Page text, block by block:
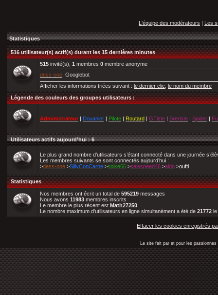
L'équipe des modérateurs | Les
Statistiques
516 utilisateur(s) actif(s) durant les 15 dernières minutes
515 invité(s), 1 membres 0 membre anonyme
dess-one , Googlebot
Afficher les informations triées suivant : le dernier clic le nom du membre
Légende des couleurs des groupes utilisateurs :
Administrateur | Douanier | Pilote | Routard | GTiste | Breriste | Spider |
Utilisateurs actifs aujourd’hui : 6
Le plus grand nombre d’utilisateurs s’étant connecté dans une journée
Les membres suivants se sont connectés aujourd’hui :
>dess-one >SillyConCarne >spike66 >selespeed46 >aldo >oufti
Statistiques
Nos membres ont écrit un total de 595219 messages
Nous avons 11983 membres inscrits
Le membre le plus récent est Math27250
Le nombre maximum d'utilisateurs en ligne simultanément a été de 21772 le
Effacer les cookies enregistrés
Le site fait par et pour les